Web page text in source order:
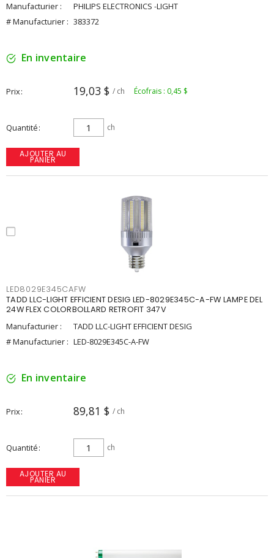
Manufacturier :
PHILIPS ELECTRONICS -LIGHT
# Manufacturier : 383372
En inventaire
Prix 19,03 $ / ch Écofrais : 0,45 $
Quantité ch
AJOUTER AU
PANIER
LED8029E345CAFW
TADD LLC-LIGHT EFFICIENT DESIG LED-8029E345C-A-FW LAMPE DEL
24W FLEX COLORBOLLARD RETROFIT 347V
Manufacturier :
TADD LLC-LIGHT EFFICIENT DESIG
# Manufacturier : LED-8029E345C-A-FW
En inventaire
Prix 89,81 $ / ch
Quantité ch
AJOUTER AU
PANIER